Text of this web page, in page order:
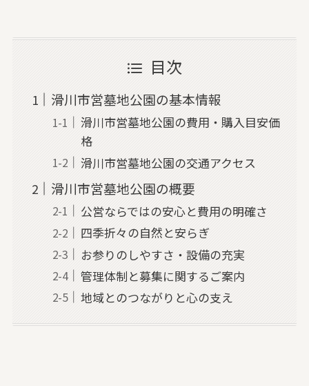
目次
滑川市営墓地公園の基本情報
滑川市営墓地公園の費用・購入目安価
格
滑川市営墓地公園の交通アクセス
滑川市営墓地公園の概要
公営ならではの安心と費用の明確さ
四季折々の自然と安らぎ
お参りのしやすさ・設備の充実
管理体制と募集に関するご案内
地域とのつながりと心の支え